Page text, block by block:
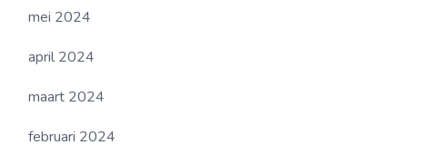
mei 2024
april 2024
maart 2024
februari 2024